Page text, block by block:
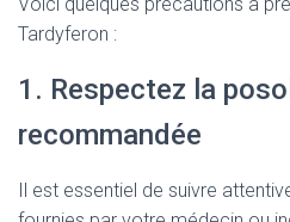
Tardyferon :
1. Respectez la
recommandée
Il est essentiel de suivre